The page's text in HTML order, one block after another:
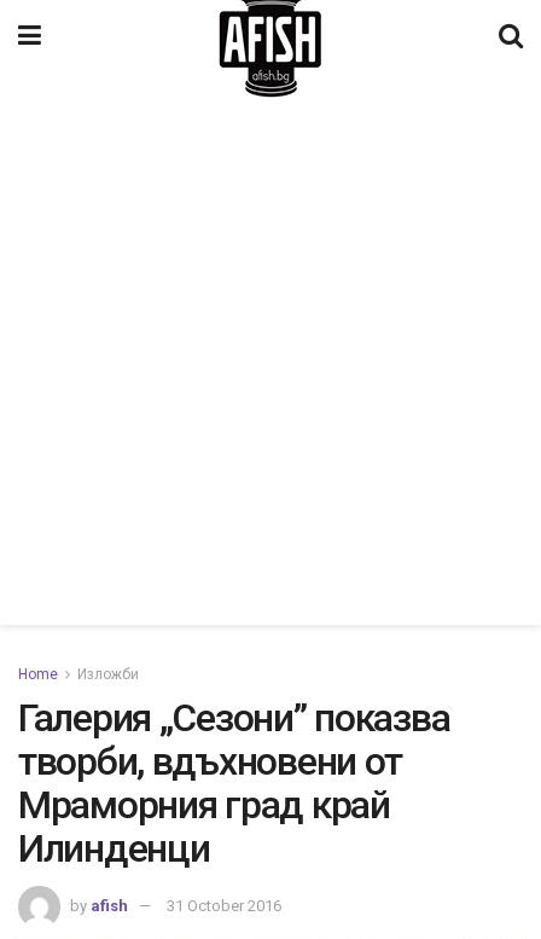
Home Изложби
Галерия „Сезони” показва
творби, вдъхновени от
Мраморния град край
Илинденци
by afish 31 October 2016